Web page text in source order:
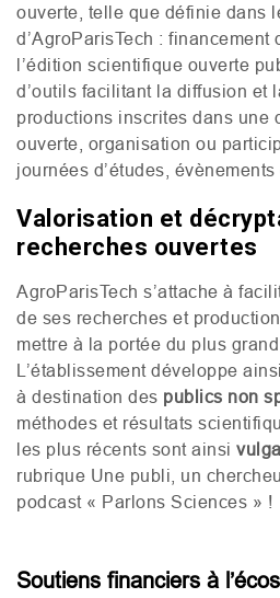
ouverte, telle que définie dans
d’AgroParisTech : financement
l’édition scientifique ouverte
d’outils facilitant la diffusion et
productions inscrites dans une
ouverte, organisation ou
journées d’études, évènements
Valorisation et
recherches ouvertes
AgroParisTech s’attache à
de ses recherches et
mettre à la portée du plus grand
L’établissement développe
à destination des publics non
méthodes et résultats
les plus récents sont ainsi
rubrique Une publi, un
podcast « Parlons Sciences » !
Soutiens financiers à